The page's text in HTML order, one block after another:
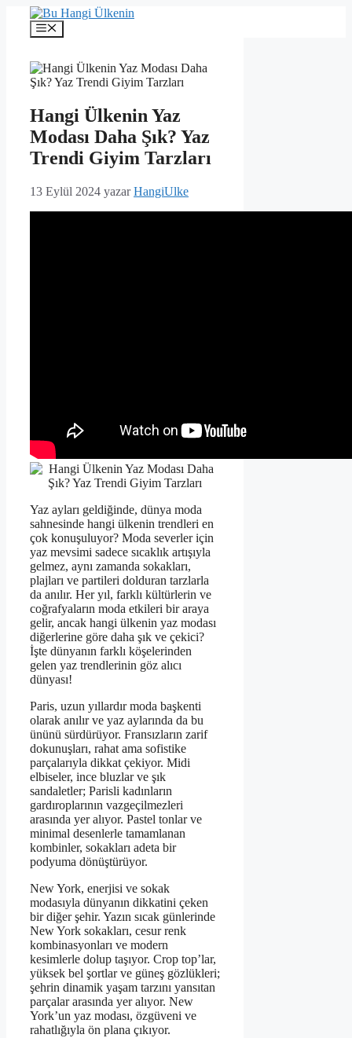
İçeriğe
Menü
Hangi Ülkenin Yaz
Modası Daha Şık? Yaz
Trendi Giyim Tarzları
13 Eylül 2024 yazarHangiUlke
Yaz ayları geldiğinde, dünya moda
sahnesinde hangi ülkenin trendleri en
çok konuşuluyor? Moda severler için
yaz mevsimi sadece sıcaklık artışıyla
gelmez, aynı zamanda sokakları,
plajları ve partileri dolduran tarzlarla
da anılır. Her yıl, farklı kültürlerin ve
coğrafyaların moda etkileri bir araya
gelir, ancak hangi ülkenin yaz modası
diğerlerine göre daha şık ve çekici?
İşte dünyanın farklı köşelerinden
gelen yaz trendlerinin göz alıcı
dünyası!
Paris, uzun yıllardır moda başkenti
olarak anılır ve yaz aylarında da bu
ününü sürdürüyor. Fransızların zarif
dokunuşları, rahat ama sofistike
parçalarıyla dikkat çekiyor. Midi
elbiseler, ince bluzlar ve şık
sandaletler; Parisli kadınların
gardıroplarının vazgeçilmezleri
arasında yer alıyor. Pastel tonlar ve
minimal desenlerle tamamlanan
kombinler, sokakları adeta bir
podyuma dönüştürüyor.
New York, enerjisi ve sokak
modasıyla dünyanın dikkatini çeken
bir diğer şehir. Yazın sıcak günlerinde
New York sokakları, cesur renk
kombinasyonları ve modern
kesimlerle dolup taşıyor. Crop top’lar,
yüksek bel şortlar ve güneş gözlükleri;
şehrin dinamik yaşam tarzını yansıtan
parçalar arasında yer alıyor. New
York’un yaz modası, özgüveni ve
rahatlığıyla ön plana çıkıyor.